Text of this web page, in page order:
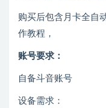
购买后包含月卡全自
作教程，
账号要求：
自备斗音账号
设备需求：